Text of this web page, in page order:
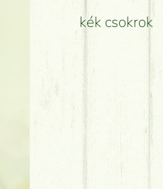
kék csokrok